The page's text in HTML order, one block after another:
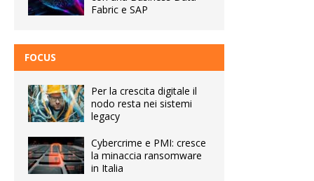
Fabric e SAP
FOCUS
Per la crescita digitale il
nodo resta nei sistemi
legacy
Cybercrime e PMI: cresce
la minaccia ransomware
in Italia